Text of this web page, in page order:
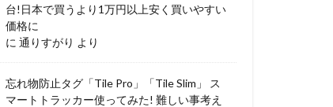
台!日本で買うより1万円以上安く買いやすい
価格に
に 通りすがり より
忘れ物防止タグ「Tile Pro」「Tile Slim」 ス
マートトラッカー使ってみた! 難しい事考え